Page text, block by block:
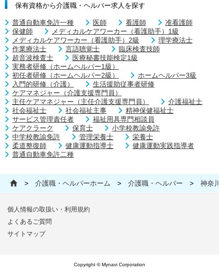
保有資格から介護職・ヘルパー求人を探す
普通自動車免許一種 医師 看護師
准看護師
保健師
メディカルケアワーカー（看護助手）1級
メディカルケアワーカー（看護助手）2級
理学療法士
作業療法士
言語聴覚士
臨床検査技師
超音波検査士
医療秘書技能検定1級
実務者研修（ホームヘルパー1級）
初任者研修（ホームヘルパー2級）
ホームヘルパー3級
入門的研修（介護）
生活援助従事者研修
ケアマネジャー（介護支援専門員）
主任ケアマネジャー（主任介護支援専門員）
介護福祉士
社会福祉士
社会福祉主事
精神保健福祉士
サービス管理責任者
福祉用具専門相談員
ケアクラーク
保育士
小学校教諭免許
中学校教諭免許
管理栄養士
栄養士
柔道整復師
健康運動指導士
健康運動実践指導者
普通自動車免許二種
> 介護職・ヘルパーホーム > 介護職・ヘルパー > 神奈
個人情報の取扱い・利用規約
よくあるご質問
サイトマップ
Copyright © Mynavi Corporation